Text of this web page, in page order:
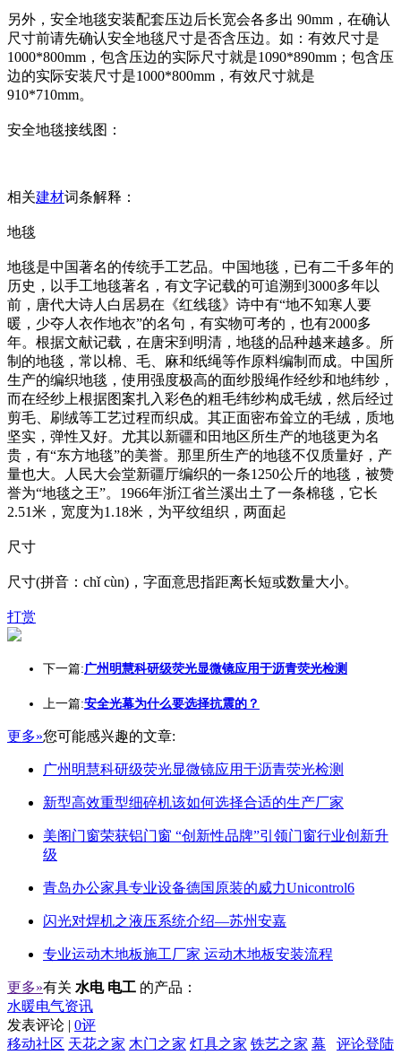
另外，安全地毯安装配套压边后长宽会各多出 90mm，在确认
尺寸前请先确认安全地毯尺寸是否含压边。如：有效尺寸是
1000*800mm，包含压边的实际尺寸就是1090*890mm；包含压
边的实际安装尺寸是1000*800mm，有效尺寸就是
910*710mm。
安全地毯接线图：
相关建材词条解释：
地毯
地毯是中国著名的传统手工艺品。中国地毯，已有二千多年的
历史，以手工地毯著名，有文字记载的可追溯到3000多年以
前，唐代大诗人白居易在《红线毯》诗中有“地不知寒人要
暖，少夺人衣作地衣”的名句，有实物可考的，也有2000多
年。根据文献记载，在唐宋到明清，地毯的品种越来越多。所
制的地毯，常以棉、毛、麻和纸绳等作原料编制而成。中国所
生产的编织地毯，使用强度极高的面纱股绳作经纱和地纬纱，
而在经纱上根据图案扎入彩色的粗毛纬纱构成毛绒，然后经过
剪毛、刷绒等工艺过程而织成。其正面密布耸立的毛绒，质地
坚实，弹性又好。尤其以新疆和田地区所生产的地毯更为名
贵，有“东方地毯”的美誉。那里所生产的地毯不仅质量好，产
量也大。人民大会堂新疆厅编织的一条1250公斤的地毯，被赞
誉为“地毯之王”。1966年浙江省兰溪出土了一条棉毯，它长
2.51米，宽度为1.18米，为平纹组织，两面起
尺寸
尺寸(拼音：chǐ cùn)，字面意思指距离长短或数量大小。
打赏
下一篇:广州明慧科研级荧光显微镜应用于沥青荧光检测
上一篇:安全光幕为什么要选择抗震的？
更多»您可能感兴趣的文章:
广州明慧科研级荧光显微镜应用于沥青荧光检测
新型高效重型细碎机该如何选择合适的生产厂家
美阁门窗荣获铝门窗 “创新性品牌”引领门窗行业创新升
级
青岛办公家具专业设备德国原装的威力Unicontrol6
闪光对焊机之液压系统介绍—苏州安嘉
专业运动木地板施工厂家 运动木地板安装流程
更多»有关 水电 电工 的产品：
水暖电气资讯
发表评论 | 0评
评论登陆
移动社区 天花之家 木门之家 灯具之家 铁艺之家 幕